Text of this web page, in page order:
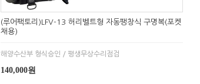
(루어팩토리)LFV-13 허리벨트형 자동팽창식 구명복(포켓
채용)
해양수산부 형식승인 / 평생무상수리점검
140,000원